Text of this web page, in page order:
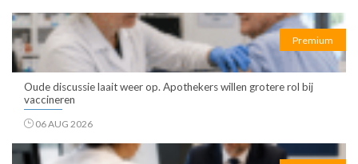
Premium
Oude discussie laait weer op. Apothekers willen grotere rol bij
vaccineren
06 AUG 2026